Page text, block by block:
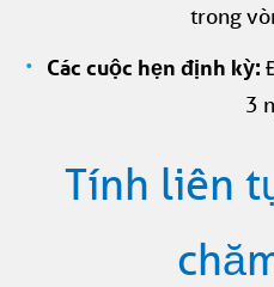
trong
Các cuộc hẹn định kỳ:
3
Tính liên